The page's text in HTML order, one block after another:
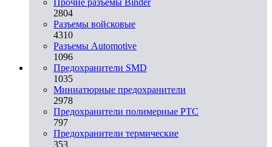
2804
Разъемы войсковые
4310
Разъeмы Automotive
1096
Предохранители SMD
1035
Миниатюрные предохранители
2978
Предохранители полимерные PTC
797
Предохранители термические
353